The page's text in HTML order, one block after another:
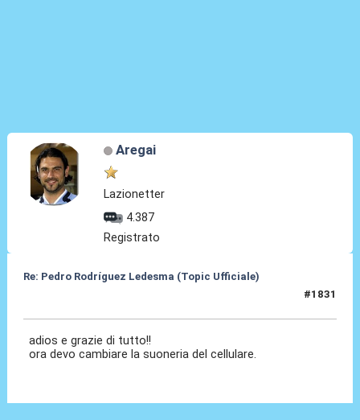
Aregai
Lazionetter
4.387
Registrato
Re: Pedro Rodríguez Ledesma (Topic Ufficiale)
#1831
adios e grazie di tutto!!
ora devo cambiare la suoneria del cellulare.